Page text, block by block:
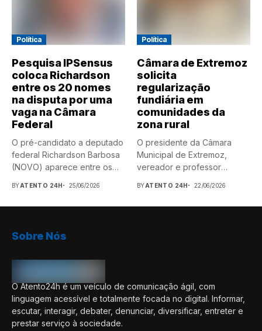
Política
Pesquisa IPSensus
coloca Richardson
entre os 20 nomes
na disputa por uma
vaga na Câmara
Federal
O pré-candidato a deputado
federal Richardson Barbosa
(NOVO) aparece entre os
BYATENTO 24H 25/06/2026
Política
Câmara de Extremoz
solicita
regularização
fundiária em
comunidades da
zona rural
O presidente da Câmara
Municipal de Extremoz,
vereador e professor
BYATENTO 24H 22/06/2026
Sobre Nós
O Atento24h é um veículo de comunicação ágil, com
linguagem acessível e totalmente focada no digital. Informar,
escutar, interagir, debater, denunciar, diversificar, entreter e
prestar serviço à sociedade.